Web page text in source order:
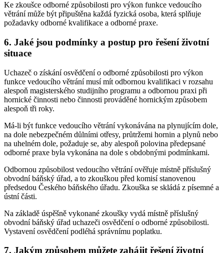
Ke zkoušce odborné způsobilosti pro výkon funkce vedoucího
větrání může být připuštěna každá fyzická osoba, která splňuje
požadavky odborné kvalifikace a odborné praxe.
6. Jaké jsou podmínky a postup pro řešení životní
situace
Uchazeč o získání osvědčení o odborné způsobilosti pro výkon
funkce vedoucího větrání musí mít odbornou kvalifikaci v rozsahu
alespoň magisterského studijního programu a odbornou praxi při
hornické činnosti nebo činnosti prováděné hornickým způsobem
alespoň tři roky.
Má-li být funkce vedoucího větrání vykonávána na plynujícím dole,
na dole nebezpečném důlními otřesy, průtržemi hornin a plynů nebo
na uhelném dole, požaduje se, aby alespoň polovina předepsané
odborné praxe byla vykonána na dole s obdobnými podmínkami.
Odbornou způsobilost vedoucího větrání ověřuje místně příslušný
obvodní báňský úřad, a to zkouškou před komisí stanovenou
předsedou Českého báňského úřadu. Zkouška se skládá z písemné a
ústní části.
Na základě úspěšně vykonané zkoušky vydá místně příslušný
obvodní báňský úřad uchazeči osvědčení o odborné způsobilosti.
Vystavení osvědčení podléhá správnímu poplatku.
7. Jakým způsobem můžete zahájit řešení životní